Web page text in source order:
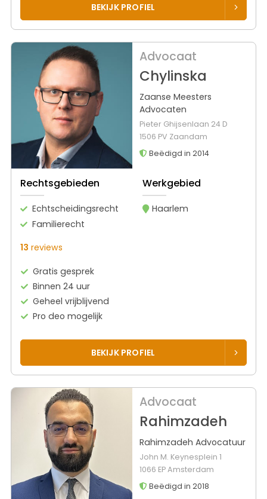
BEKIJK PROFIEL
Advocaat
Chylinska
Zaanse Meesters
Advocaten
Pieter Ghijsenlaan 24 D
1506 PV Zaandam
Beëdigd in 2014
Rechtsgebieden
Echtscheidingsrecht
Familierecht
Werkgebied
Haarlem
13 reviews
Gratis gesprek
Binnen 24 uur
Geheel vrijblijvend
Pro deo mogelijk
BEKIJK PROFIEL
Advocaat
Rahimzadeh
Rahimzadeh Advocatuur
John M. Keynesplein 1
1066 EP Amsterdam
Beëdigd in 2018